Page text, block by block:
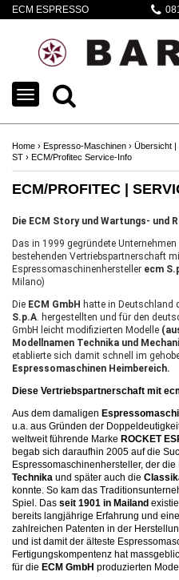
ECM ESPRESSO
TOGGLE
NAVIGATION
Home › Espresso-Maschinen › Übersicht |
ST › ECM/Profitec Service-Info
ECM/PROFITEC |
Die ECM Story und Wartungs- und
Das in 1999 gegründete Unternehmen
bestehenden Vertriebspartnerschaft
Espressomaschinenhersteller ecm
Milano)
Die ECM GmbH hatte in Deutschland
S.p.A . hergestellten und für den
GmbH leicht modifizierten Modelle
Modellnamen Technika und
etablierte sich damit schnell im
Espressomaschinen Heimbereich.
Diese Vertriebspartnerschaft mit
Aus dem damaligen
u.a. aus Gründen der
weltweit führende Marke ROCKET
begab sich daraufhin 2005 auf die
Espressomaschinenhersteller, der die
Technika und später auch die
konnte. So kam das
Spiel. Das seit 1901 in Mailand
bereits langjährige Erfahrung und
zahlreichen Patenten in der
und ist damit der älteste
Fertigungskompentenz hat
für die ECM GmbH produzierten